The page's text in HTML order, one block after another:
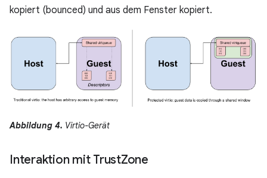
kopiert (bounced) und aus dem Fenster kopiert.
Abbildung 4. Virtio-Gerät
Interaktion mit TrustZone